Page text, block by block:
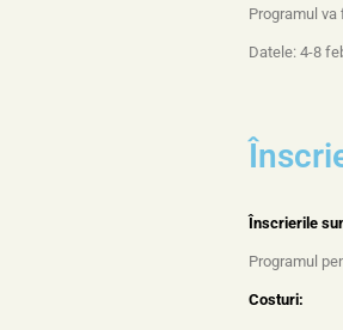
Programul va
Datele: 4-8
Înscrierile
Programul
Costuri: